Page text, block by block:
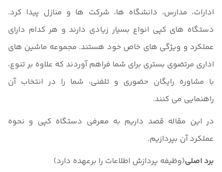
ادارات، مدارس، دانشگاه ها، شرکت ها و منازل پیدا کرد.
دستگاه های کپی انواع بسیار زیادی دارند و هر کدام دارای
عملکرد و ویژگی های خاص خود هستند. مجموعه ماشین های
اداری مرتضوی بستری برای شما فراهم آوردند که علاوه بر تنوع،
با مشاوره رایگان حضوری و تلفنی، شما را در انتخاب آن
راهنمایی می کنند.
در این مقاله قصد داریم به معرفی دستگاه کپی و نحوه
عملکرد آن بپردازیم.
برد اصلی(وظیفه پردازش اطلاعات را برعهده دارد)